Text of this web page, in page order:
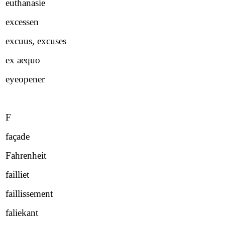
euthanasie
excessen
excuus, excuses
ex aequo
eyeopener
F
façade
Fahrenheit
failliet
faillissement
faliekant